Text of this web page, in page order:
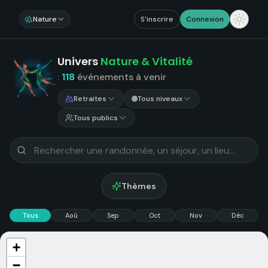
Nature S'inscrire Connexion
Univers Nature & Vitalité
: 118 événements à venir
Retraites
Tous niveaux
Tous publics
Thèmes
Tous Aoû Sep Oct Nov Déc
+